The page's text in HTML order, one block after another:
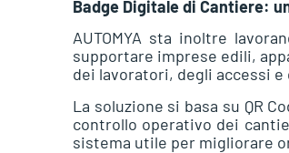
Badge Digitale di Cantiere:
AUTOMYA sta inoltre
supportare imprese edili,
dei lavoratori, degli accessi
La soluzione si basa su QR
controllo operativo dei
sistema utile per migliorare